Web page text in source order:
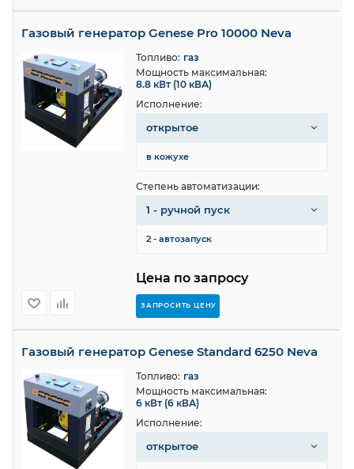
Газовый генератор Genese Pro 10000 Neva
Цена по запросу
ЗАПРОСИТЬ ЦЕНУ
Топливо: газ
Мощность максимальная:
8.8 кВт (10 кВА)
Исполнение:
открытое
в кожухе
Степень автоматизации:
1 - ручной пуск
2 - автозапуск
Газовый генератор Genese Standard 6250 Neva
Топливо: газ
Мощность максимальная:
6 кВт (6 кВА)
Исполнение:
открытое